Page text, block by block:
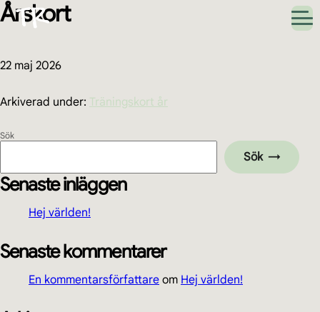
Hoppa
till
Hoppa
till
Hoppa
till
sidofältet
Hoppa
till
Årskort
22 maj 2026
Arkiverad under: Träningskort år
Primärt
Sök
Sök
Senaste inläggen
Hej världen!
Senaste kommentarer
En kommentarsförfattare om Hej världen!